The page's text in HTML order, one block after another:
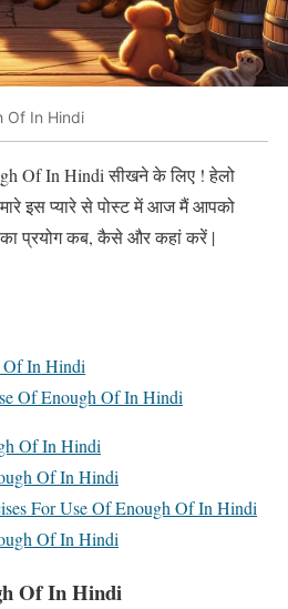
Of In Hindi
Of In Hindi सीखने के लिए ! हेलो
इस प्यारे से पोस्ट में आज मैं आपको
का प्रयोग कब, कैसे और कहां करें |
Of In Hindi
Of Enough Of In Hindi
Of In Hindi
Of In Hindi
For Use Of Enough Of In Hindi
Of In Hindi
Of In Hindi